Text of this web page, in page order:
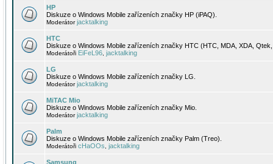
HP
Diskuze o Windows Mobile zařízeních značky HP (iPAQ).
Moderátorjacktalking
HTC
Diskuze o Windows Mobile zařízeních značky HTC (HTC, MDA, XDA,
Moderátoři EiFeL96 jacktalking
LG
Diskuze o Windows Mobile zařízeních značky LG.
Moderátorjacktalking
MiTAC Mio
Diskuze o Windows Mobile zařízeních značky Mio.
Moderátorjacktalking
Palm
Diskuze o Windows Mobile zařízeních značky Palm (Treo).
Moderátoři cHaOOs jacktalking
Samsung